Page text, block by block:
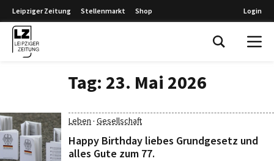
Leipziger Zeitung Stellenmarkt Shop Login
Tag: 23. Mai 2026
Leben · Gesellschaft
Happy Birthday liebes Grundgesetz und
alles Gute zum 77.